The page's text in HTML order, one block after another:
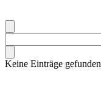
Keine Einträge gefunden